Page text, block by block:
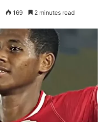
169 2 minutes read